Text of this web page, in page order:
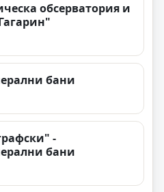
обсерватория и
бани
-
бани